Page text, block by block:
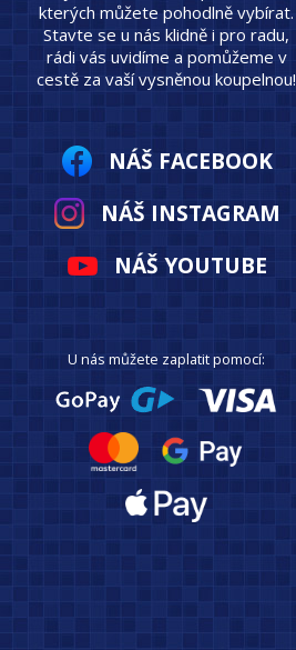
kterých můžete pohodlně vybírat.
Stavte se u nás klidně i pro radu,
rádi vás uvidíme a pomůžeme v
cestě za vaší vysněnou koupelnou!
NÁŠ FACEBOOK
NÁŠ INSTAGRAM
NÁŠ YOUTUBE
U nás můžete zaplatit pomocí: